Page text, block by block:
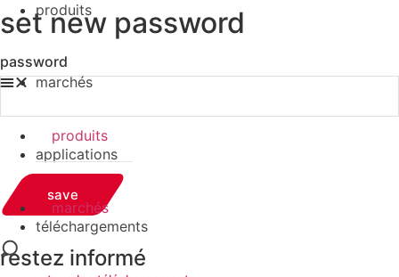
fermer
produits
marchés
applications
téléchargements
produits
marchés
set new password
password
save
restez informé